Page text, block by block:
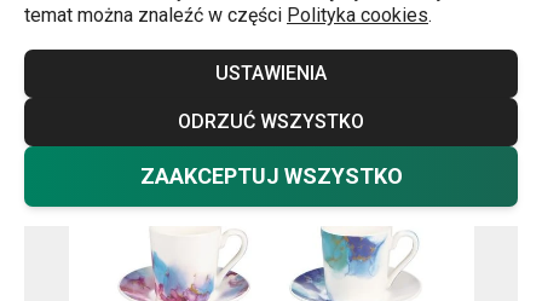
temat można znaleźć w części Polityka cookies.
USTAWIENIA
ODRZUĆ WSZYSTKO
ZAAKCEPTUJ WSZYSTKO